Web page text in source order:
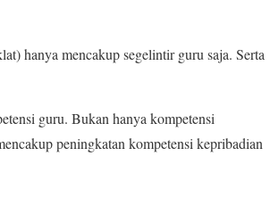
hanya mencakup segelintir guru saja. Serta
guru. Bukan hanya kompetensi
peningkatan kompetensi kepribadian